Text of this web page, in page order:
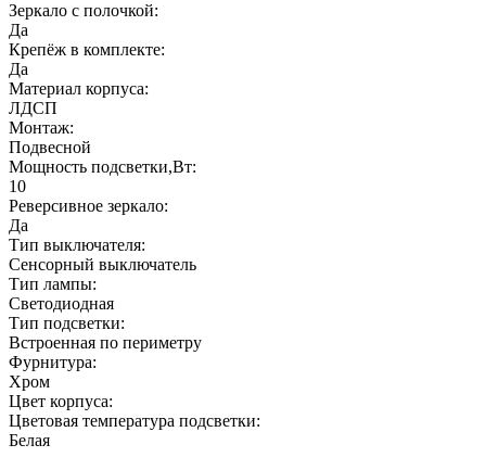
Зеркало с полочкой:
Да
Крепёж в комплекте:
Да
Материал корпуса:
ЛДСП
Монтаж:
Подвесной
Мощность подсветки,Вт:
10
Реверсивное зеркало:
Да
Тип выключателя:
Сенсорный выключатель
Тип лампы:
Светодиодная
Тип подсветки:
Встроенная по периметру
Фурнитура:
Хром
Цвет корпуса:
Цветовая температура подсветки:
Белая